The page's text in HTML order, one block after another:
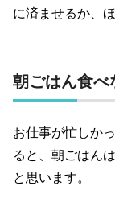
に済ませるか、
朝ごはん食べ
お仕事が忙しか
ると、朝ごはん
と思います。